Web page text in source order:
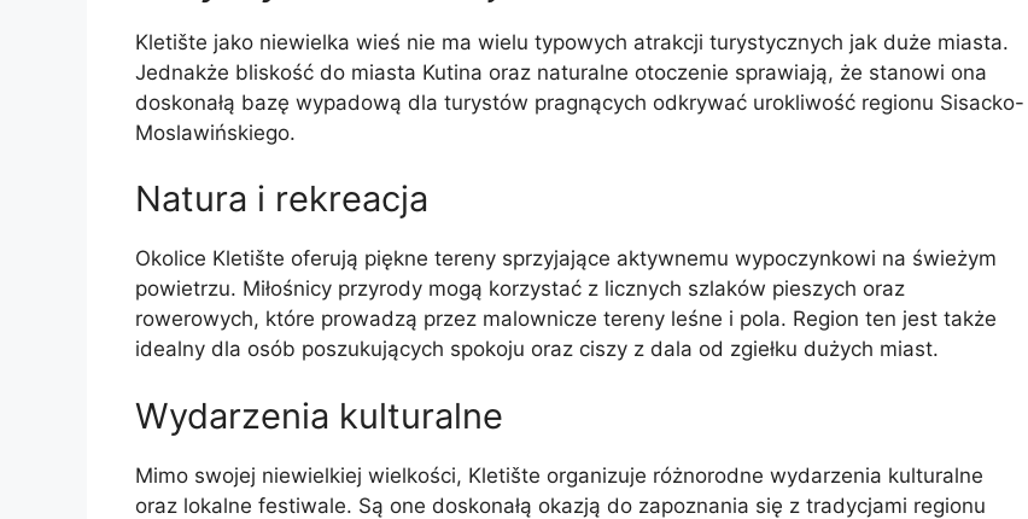
Kletište jako niewielka wieś nie ma wielu typowych atrakcji turystycznych jak duże miasta.
Jednakże bliskość do miasta Kutina oraz naturalne otoczenie sprawiają, że stanowi ona
doskonałą bazę wypadową dla turystów pragnących odkrywać urokliwość regionu Sisacko-
Moslawińskiego.
Natura i rekreacja
Okolice Kletište oferują piękne tereny sprzyjające aktywnemu wypoczynkowi na świeżym
powietrzu. Miłośnicy przyrody mogą korzystać z licznych szlaków pieszych oraz
rowerowych, które prowadzą przez malownicze tereny leśne i pola. Region ten jest także
idealny dla osób poszukujących spokoju oraz ciszy z dala od zgiełku dużych miast.
Wydarzenia kulturalne
Mimo swojej niewielkiej wielkości, Kletište organizuje różnorodne wydarzenia kulturalne
oraz lokalne festiwale. Są one doskonałą okazją do zapoznania się z tradycjami regionu